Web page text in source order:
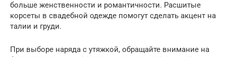
больше женственности и романтичности. Расшитые
корсеты в свадебной одежде помогут сделать акцент на
талии и груди.
При выборе наряда с утяжкой, обращайте внимание на